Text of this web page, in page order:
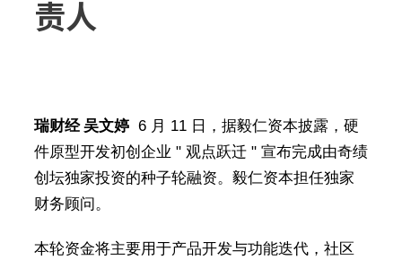
责人
瑞财经 吴文婷6 月 11 日，据毅仁资本披露，硬
件原型开发初创企业 " 观点跃迁 " 宣布完成由奇绩
创坛独家投资的种子轮融资。毅仁资本担任独家
财务顾问。
本轮资金将主要用于产品开发与功能迭代，社区